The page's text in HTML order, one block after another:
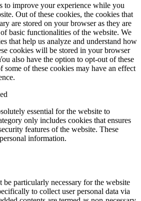
to improve your experience while you
Out of these cookies, the cookies that
are stored on your browser as they are
basic functionalities of the website. We
that help us analyze and understand how
cookies will be stored in your browser
also have the option to opt-out of these
of these cookies may have an effect
essential for the website to
only includes cookies that ensures
features of the website. These
information.
particularly necessary for the website
to collect user personal data via